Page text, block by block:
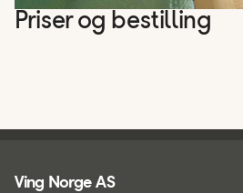
Priser og bestilling
Ving Norge AS